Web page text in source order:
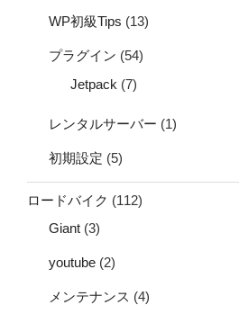
WP初級Tips (13)
プラグイン (54)
Jetpack (7)
レンタルサーバー (1)
初期設定 (5)
ロードバイク (112)
Giant (3)
youtube (2)
メンテナンス (4)